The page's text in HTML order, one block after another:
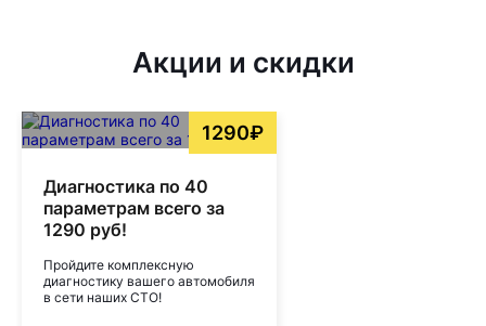
Акции и скидки
1290₽
Диагностика по 40
параметрам всего за
1290 руб!
Пройдите комплексную
диагностику вашего автомобиля
в сети наших СТО!